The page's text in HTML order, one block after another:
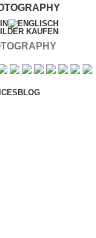
KAUFEN
BLOG